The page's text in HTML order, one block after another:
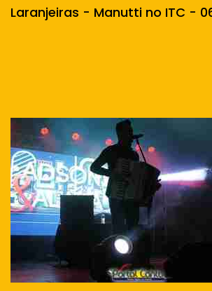
Laranjeiras - Manutti no ITC -